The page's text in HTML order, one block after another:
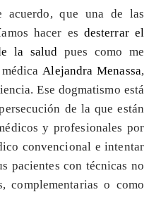
acuerdo, que una de las
hacer es desterrar el
la salud pues como me
Alejandra Menassa,
Ese dogmatismo está
de la que están
y profesionales por
convencional e intentar
pacientes con técnicas no
complementarias o como